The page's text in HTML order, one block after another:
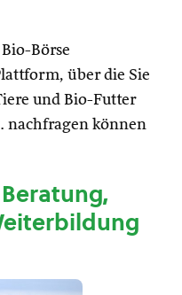
Börse
über die Sie
und Bio-Futter
nachfragen können